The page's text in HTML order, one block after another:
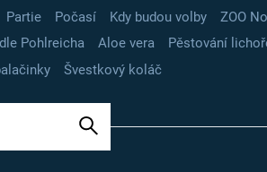
Partie Počasí Kdy budou volby
ZOO
Pohlreicha Aloe vera
Pěstování
Švestkový koláč